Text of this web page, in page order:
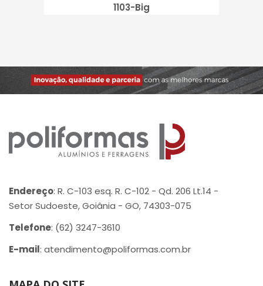
1103-Big
Endereço: R. C-103 esq. R. C-102 - Qd. 206 Lt.14 -
Setor Sudoeste, Goiânia - GO, 74303-075
Telefone: (62) 3247-3610
E-mail: atendimento@poliformas.com.br